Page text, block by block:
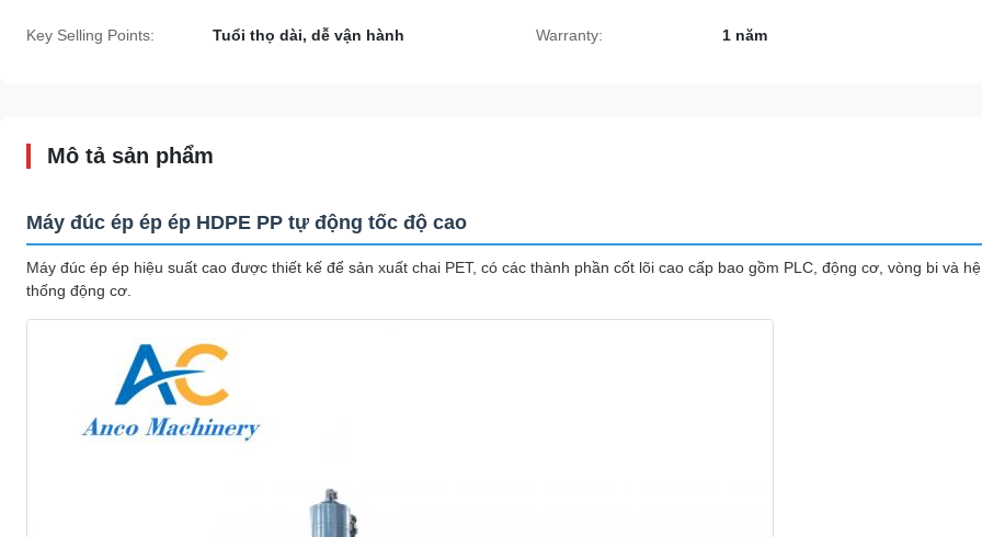
Key Selling Points: Tuổi thọ dài, dễ vận hành Warranty: 1 năm
Mô tả sản phẩm
Máy đúc ép ép ép HDPE PP tự động tốc độ cao
Máy đúc ép ép hiệu suất cao được thiết kế để sản xuất chai PET, có các thành phần cốt lõi cao cấp bao gồm PLC, động cơ, vòng bi và hệ
thống động cơ.